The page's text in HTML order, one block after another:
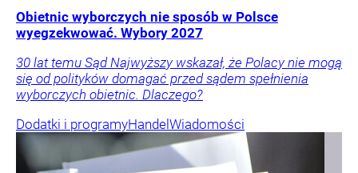
Obietnic wyborczych nie sposób w Polsce
wyegzekwować. Wybory 2027
30 lat temu Sąd Najwyższy wskazał, że Polacy nie mogą
się od polityków domagać przed sądem spełnienia
wyborczych obietnic. Dlaczego?
Dodatki i programyHandelWiadomości